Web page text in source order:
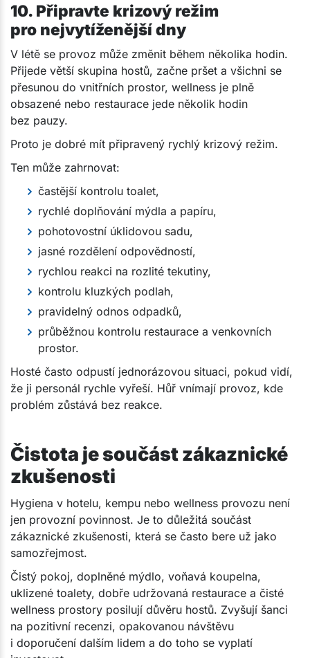
10. Připravte krizový režim
pro nejvytíženější dny
V létě se provoz může změnit během několika hodin.
Přijede větší skupina hostů, začne pršet a všichni se
přesunou do vnitřních prostor, wellness je plně
obsazené nebo restaurace jede několik hodin
bez pauzy.
Proto je dobré mít připravený rychlý krizový režim.
Ten může zahrnovat:
častější kontrolu toalet,
rychlé doplňování mýdla a papíru,
pohotovostní úklidovou sadu,
jasné rozdělení odpovědností,
rychlou reakci na rozlité tekutiny,
kontrolu kluzkých podlah,
pravidelný odnos odpadků,
průběžnou kontrolu restaurace a venkovních
prostor.
Hosté často odpustí jednorázovou situaci, pokud vidí,
že ji personál rychle vyřeší. Hůř vnímají provoz, kde
problém zůstává bez reakce.
Čistota je součást zákaznické
zkušenosti
Hygiena v hotelu, kempu nebo wellness provozu není
jen provozní povinnost. Je to důležitá součást
zákaznické zkušenosti, která se často bere už jako
samozřejmost.
Čistý pokoj, doplněné mýdlo, voňavá koupelna,
uklizené toalety, dobře udržovaná restaurace a čisté
wellness prostory posilují důvěru hostů. Zvyšují šanci
na pozitivní recenzi, opakovanou návštěvu
i doporučení dalším lidem a do toho se vyplatí